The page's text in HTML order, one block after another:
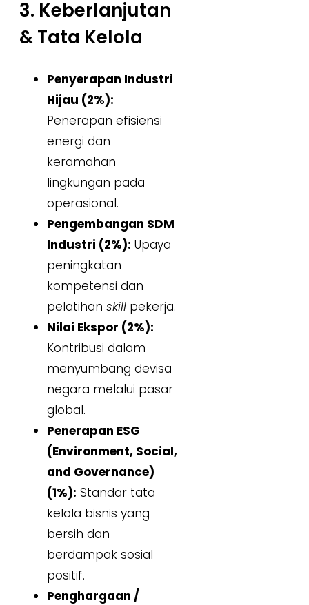
3. Keberlanjutan
& Tata Kelola
Penyerapan Industri
Hijau (2%):
Penerapan efisiensi
energi dan
keramahan
lingkungan pada
operasional.
Pengembangan SDM
Industri (2%): Upaya
peningkatan
kompetensi dan
pelatihan skill pekerja.
Nilai Ekspor (2%):
Kontribusi dalam
menyumbang devisa
negara melalui pasar
global.
Penerapan ESG
(Environment, Social,
and Governance)
(1%): Standar tata
kelola bisnis yang
bersih dan
berdampak sosial
positif.
Penghargaan /